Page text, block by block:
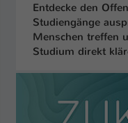
Entdecke den
Studiengänge
Menschen treffen
Studium direkt